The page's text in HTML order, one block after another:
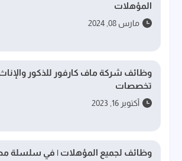
المؤهلات
مارس 08, 2024
وظائف شركة ماف كارفور للذكور
تخصصات
أكتوبر 16, 2023
وظائف لجميع المؤهلات | في سلسلة